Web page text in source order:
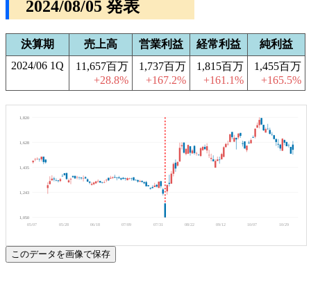
2024/08/05 発表
決算期 売上高 営業利益 経常利益
純利益
2024/06 1Q
11,657百万
+28.8%
1,737百万
+167.2%
1,815百万
+161.1%
1,455百万
+165.5%
1,050
1,243
1,435
1,628
1,820
05/07 05/28 06/18 07/09 07/31 08/22 09/12 10/07 10/29
このデータを画像で保存